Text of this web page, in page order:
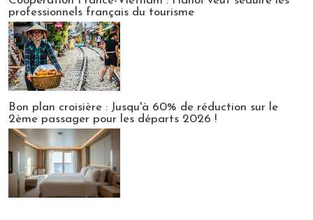
professionnels français du tourisme
Bon plan croisière : Jusqu'à 60% de réduction sur le
2ème passager pour les départs 2026 !